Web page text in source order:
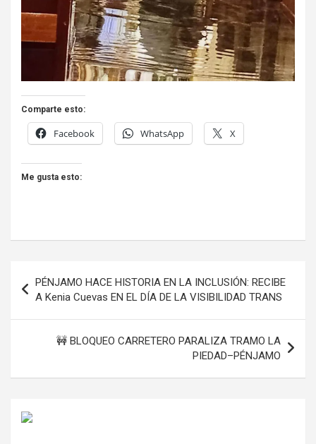
Comparte esto:
Facebook WhatsApp X
Me gusta esto:
Navegación
de
entradas
PÉNJAMO HACE HISTORIA EN LA INCLUSIÓN: RECIBE
A Kenia Cuevas EN EL DÍA DE LA VISIBILIDAD TRANS
🚧 BLOQUEO CARRETERO PARALIZA TRAMO LA
PIEDAD–PÉNJAMO